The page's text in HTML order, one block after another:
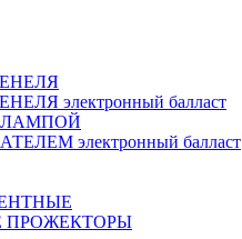
электронный балласт
ЛАМПОЙ
электронный балласт
ПРОЖЕКТОРЫ